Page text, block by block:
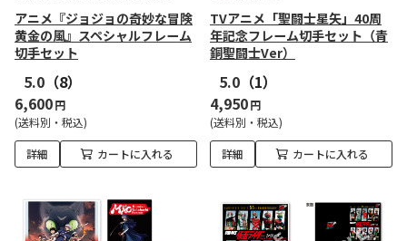
アニメ『ジョジョの奇妙な冒険
黄金の風』スペシャルフレーム
切手セット
5.0 （8）
6,600円
(送料別・税込)
詳細 カートに入れる
TVアニメ「聖闘士星矢」40周
年記念フレーム切手セット（青
銅聖闘士Ver）
5.0 （1）
4,950円
(送料別・税込)
詳細 カートに入れる